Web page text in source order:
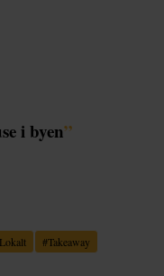
i byen”
Lokalt #Takeaway